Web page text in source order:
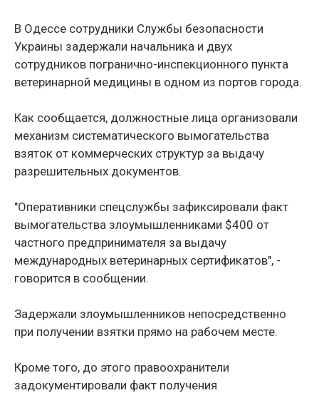
В Одессе сотрудники Службы безопасности
Украины задержали начальника и двух
сотрудников погранично-инспекционного пункта
ветеринарной медицины в одном из портов города.
Как сообщается, должностные лица организовали
механизм систематического вымогательства
взяток от коммерческих структур за выдачу
разрешительных документов.
"Оперативники спецслужбы зафиксировали факт
вымогательства злоумышленниками $400 от
частного предпринимателя за выдачу
международных ветеринарных сертификатов", -
говорится в сообщении.
Задержали злоумышленников непосредственно
при получении взятки прямо на рабочем месте.
Кроме того, до этого правоохранители
задокументировали факт получения